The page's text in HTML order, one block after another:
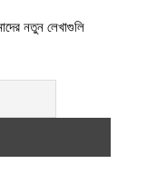
নতুন লেখাগুলি